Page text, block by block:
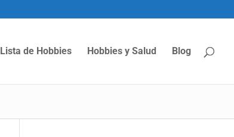
Lista de Hobbies Hobbies y Salud Blog